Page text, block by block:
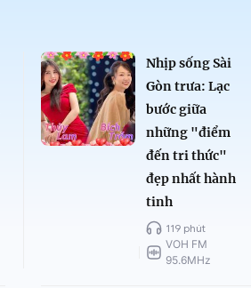
Nhịp sống Sài
Gòn trưa: Lạc
bước giữa
những "điểm
đến tri thức"
đẹp nhất hành
tinh
119 phút
VOH FM
95.6MHz